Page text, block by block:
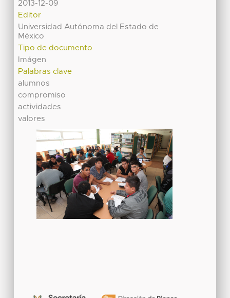
2013-12-09
Editor
Universidad Autónoma del Estado de
México
Tipo de documento
Imágen
Palabras clave
alumnos
compromiso
actividades
valores